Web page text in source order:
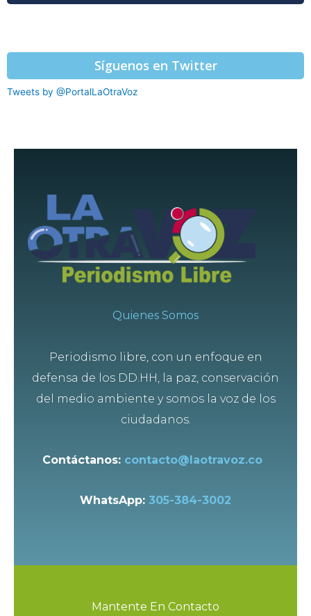
Síguenos en Twitter
Tweets by @PortalLaOtraVoz
Quienes Somos
Periodismo libre, con un enfoque en
defensa de los DD.HH, la paz, conservación
del medio ambiente y somos la voz de los
ciudadanos.
Contáctanos: contacto@laotravoz.co
WhatsApp: 305-384-3002
Mantente En Contacto